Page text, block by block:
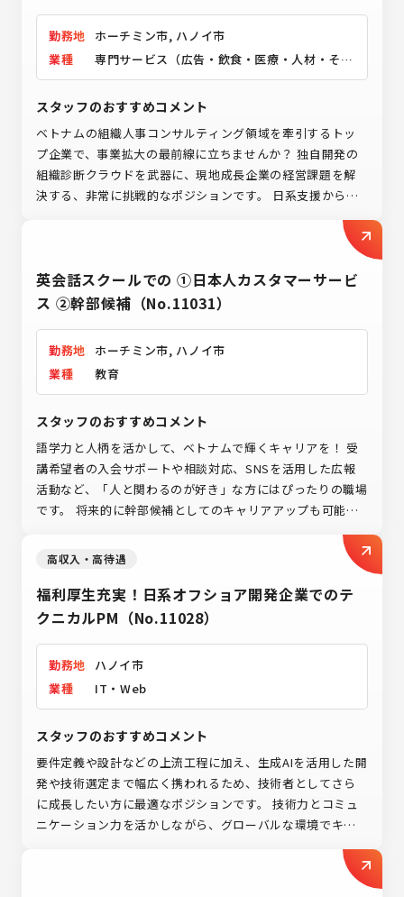
製造業
IT業界
勤務地
ホーチミン市, ハノイ市
業種
専門サービス（広告・飲食・医療・人材・その
他）
スタッフのおすすめコメント
ベトナムの組織人事コンサルティング領域を牽引するトッ
プ企業で、事業拡大の最前線に立ちませんか？ 独自開発の
組織診断クラウドを武器に、現地成長企業の経営課題を解
決する、非常に挑戦的なポジションです。 日系支援から現
地企業への本格開拓へ舵を切った今、ビジネス創出のダイ
ナミズムを間近で体感することが可能。 透明性の高い評価
制度のもと、プロセスと成果が正当に報われるキャリアを築
けます。 グローバル環境で経営層と共に「強い組織」を創
り上げる、意欲あるあなたからのご応募をお待ちしていま
英会話スクールでの ①日本人カスタマーサービ
ス ②幹部候補（No.11031）
勤務地
ホーチミン市, ハノイ市
業種
教育
スタッフのおすすめコメント
語学力と人柄を活かして、ベトナムで輝くキャリアを！ 受
講希望者の入会サポートや相談対応、SNSを活用した広報
活動など、「人と関わるのが好き」な方にはぴったりの職場
です。 将来的に幹部候補としてのキャリアアップも可能で
すので、「現地で長く働きたい」「教育やサービスに関わる
仕事がしたい」方にも大変おすすめのポジションです。
高収入・高待遇
福利厚生充実！日系オフショア開発企業でのテ
クニカルPM（No.11028）
勤務地
ハノイ市
業種
IT・Web
スタッフのおすすめコメント
要件定義や設計などの上流工程に加え、生成AIを活用した開
発や技術選定まで幅広く携われるため、技術者としてさら
に成長したい方に最適なポジションです。 技術力とコミュ
ニケーション力を活かしながら、グローバルな環境でキャ
リアアップを目指したいという方からのご応募をお待ちし